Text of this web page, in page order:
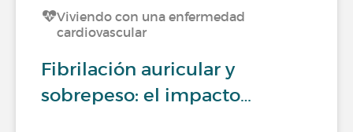
Viviendo con una enfermedad
cardiovascular
Fibrilación auricular y
sobrepeso: el impacto…